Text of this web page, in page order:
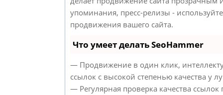
упоминания, пресс-релизы -
продвижения вашего сайта.
Что умеет делать SeoHammer
— Продвижение в один клик,
ссылок с высокой степенью качества у
— Регулярная проверка качества